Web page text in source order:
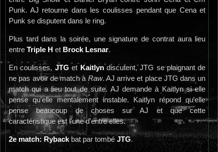
Punk. AJ retourne dans les coulisses pendant que Cena et
Punk se disputent dans le ring.
Plus tard dans la soirée, une signature de contrat aura lieu
entre Triple H et Brock Lesnar.
En coulisses, JTG et Kaitlyndiscutent, JTG se plaignant de
ne pas avoir de match à Raw. AJ arrive et place JTG dans un
match qui a lieu tout de suite. AJ demande à Kaitlyn si elle
pense qu'elle mentalement instable. Kaitlyn répond qu'elle
pense beaucoup de choses sur AJ et que cette
caractéristique est l'une d'entre elles.
2e match: Rybackbat par tombé JTG.